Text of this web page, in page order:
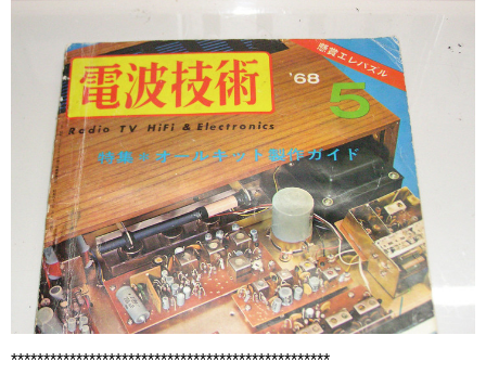
*************************************************